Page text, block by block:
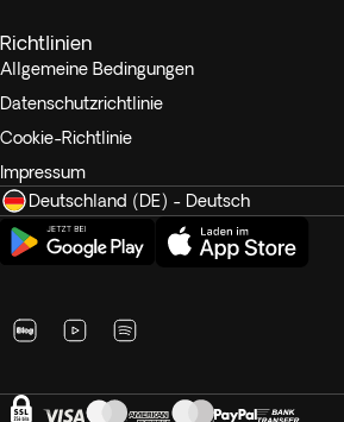
Richtlinien
Allgemeine Bedingungen
Datenschutzrichtlinie
Cookie-Richtlinie
Impressum
Deutschland (DE) - Deutsch